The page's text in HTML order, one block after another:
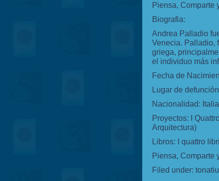
Piensa,
Biografia:
Andrea Palladio
Venecia. Palladio,
griega,
el individuo más
Fecha de
Lugar de
Nacionalidad:
Proyectos: I
Arquitectura)
Libros: I quattro
Piensa, Comparte
Filed under: